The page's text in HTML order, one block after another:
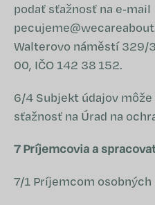
podať sťažnosť na e‑mail
Walterovo náměstí 329/
00, IČO 142 38 152.
6/4 Subjekt údajov
sťažnosť na Úrad na
7 Príjemcovia a
7/1 Príjemcom osobných